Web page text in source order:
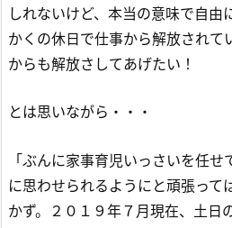
しれないけど、本当の意味で自由
かくの休日で仕事から解放されて
からも解放さしてあげたい！
とは思いながら・・・
「ぶんに家事育児いっさいを任
に思わせられるようにと頑張って
かず。２０１９年７月現在、土日